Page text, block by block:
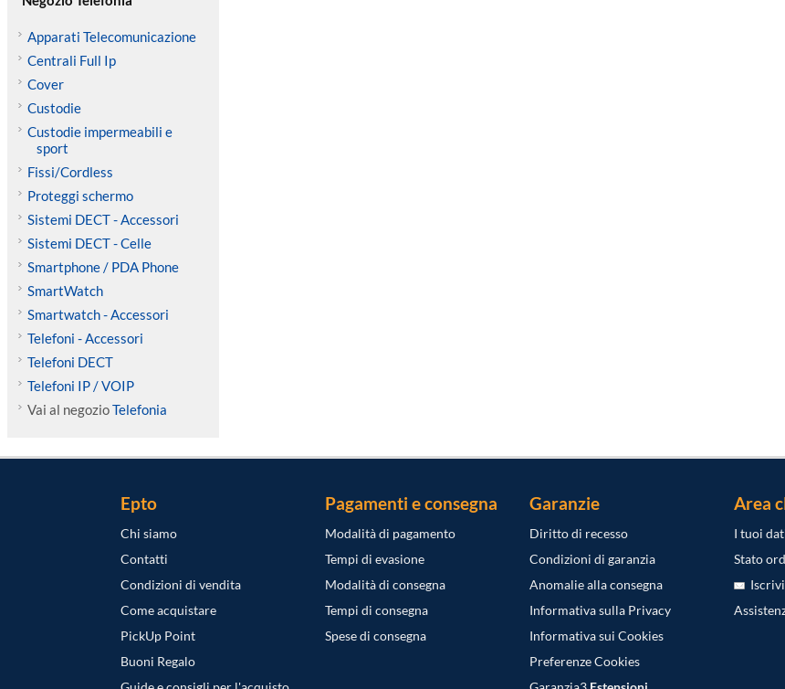
Apparati Telecomunicazione
Centrali Full Ip
Cover
Custodie
Custodie impermeabili e
sport
Fissi/Cordless
Proteggi schermo
Sistemi DECT - Accessori
Sistemi DECT - Celle
Smartphone / PDA Phone
SmartWatch
Smartwatch - Accessori
Telefoni - Accessori
Telefoni DECT
Telefoni IP / VOIP
Vai al negozioTelefonia
Epto
Chi siamo
Contatti
Condizioni di vendita
Come acquistare
PickUp Point
Buoni Regalo
Pagamenti e consegna
Modalità di pagamento
Tempi di evasione
Modalità di consegna
Tempi di consegna
Spese di consegna
Garanzie
Diritto di recesso
Condizioni di garanzia
Anomalie alla consegna
Informativa sulla Privacy
Informativa sui Cookies
Preferenze Cookies
Area
I tuoi
Stato